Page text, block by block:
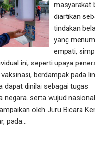
masyarakat
diartikan
tindakan
yang
empati,
ini, seperti upaya
berdampak pada
dapat dinilai sebagai tugas
negara, serta wujud
oleh Juru Bicara
pada…